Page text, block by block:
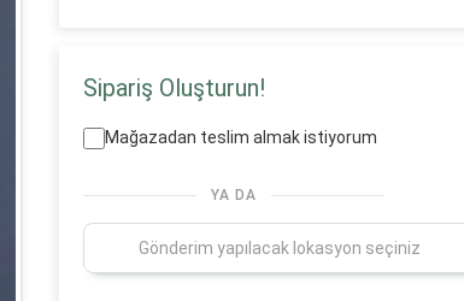
Sipariş Oluşturun!
Mağazadan teslim almak istiyorum
YA DA